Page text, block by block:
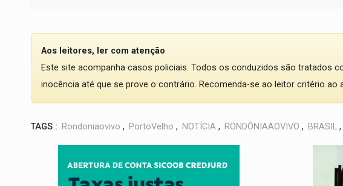
Aos leitores, ler com atenção
Este site acompanha casos policiais. Todos os conduzidos são tratados
inocência até que se prove o contrário. Recomenda-se ao leitor critério ao
TAGS : Rondoniaovivo , PortoVelho , NOTÍCIA , RONDÔNIAAOVIVO , BRASIL ,